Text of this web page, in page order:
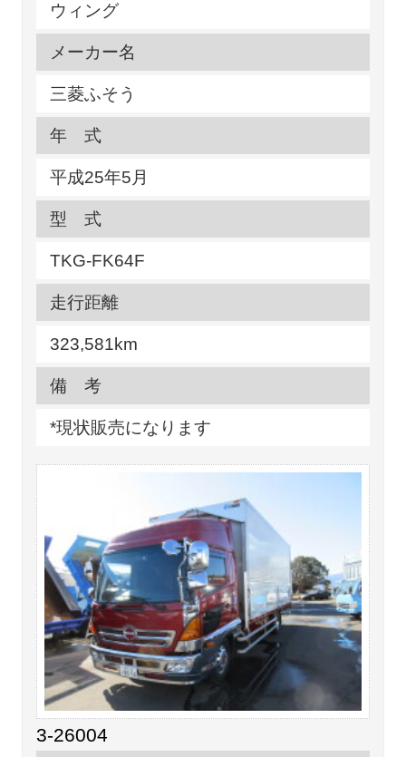
ウィング
メーカー名
三菱ふそう
年 式
平成25年5月
型 式
TKG-FK64F
走行距離
323,581km
備 考
*現状販売になります
3-26004